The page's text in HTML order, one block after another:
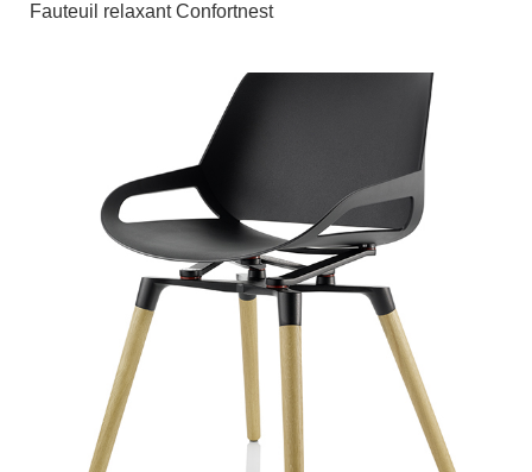
Fauteuil relaxant Confortnest